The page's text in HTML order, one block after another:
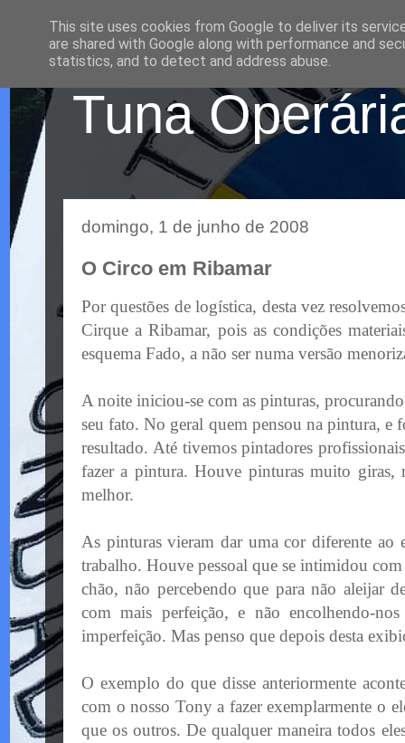
Tuna
domingo, 1 de junho de 2008
O Circo em Ribamar
Por questões delogística, desta vez
Cirque aRibamar, pois as condições
esquema Fado, a não ser numa versão
A noite iniciou-se com as pinturas,
seu fato. No geral quem pensou na pintura,
resultado. Até tivemospintadores
fazer a pintura. Houve pinturas muito giras,
melhor.
As pinturas vieram dar uma cor diferente ao
trabalho. Houve pessoal que se intimidou
chão, não percebendo que para não aleijar
com mais perfeição, e não encolhendo-
imperfeição. Mas penso que depois desta
O exemplo do que disse anteriormente
com o nosso Tony a fazer exemplarmente o
que os outros. De qualquer maneira todos
This site uses cookies from Google to deliver its
are shared with Google along with performance and
statistics, and to detect and address abuse.